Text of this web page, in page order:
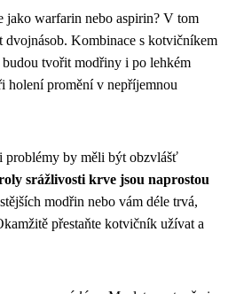
jako warfarin nebo aspirin? V tom
dvojnásob. Kombinace s kotvičníkem
budou tvořit modřiny i po lehkém
holení promění v nepříjemnou
problémy by měli být obzvlášť
srážlivosti krve jsou naprostou
modřin nebo vám déle trvá,
přestaňte kotvičník užívat a